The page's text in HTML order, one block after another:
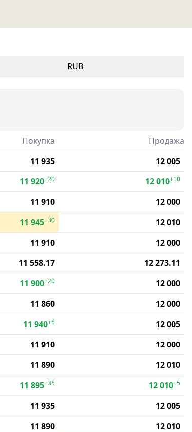
RUB
Покупка
Продажа
11 935
12 005
11 920+20 12 010+10
11 910
12 000
11 945+30
12 010
11 910
12 000
11 558.17
12 273.11
11 900+20
12 000
11 860
12 000
11 940+5
12 005
11 910
12 000
11 890
12 010
11 895+35 12 010+5
11 935
12 005
11 890
12 010